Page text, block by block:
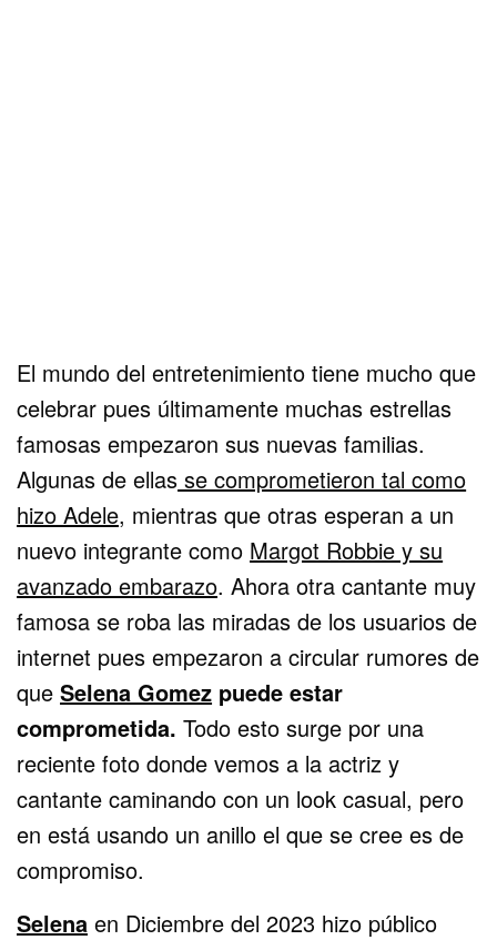
El mundo del entretenimiento tiene mucho que
celebrar pues últimamente muchas estrellas
famosas empezaron sus nuevas familias.
Algunas de ellas se comprometieron tal como
hizo Adele, mientras que otras esperan a un
nuevo integrante como Margot Robbie y su
avanzado embarazo. Ahora otra cantante muy
famosa se roba las miradas de los usuarios de
internet pues empezaron a circular rumores de
queSelena Gomez puede estar
comprometida.Todo esto surge por una
reciente foto donde vemos a la actriz y
cantante caminando con un look casual, pero
en está usando un anillo el que se cree es de
compromiso.
Selena en Diciembre del 2023 hizo público